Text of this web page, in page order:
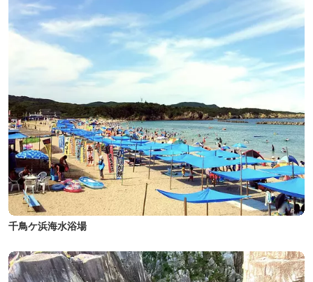
千鳥ケ浜海水浴場